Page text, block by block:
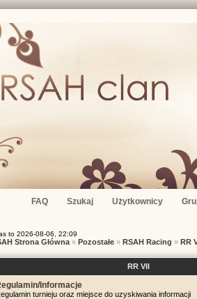
FAQ Szukaj Użytkownicy
to 2026-08-06, 22:09
Strona Główna » Pozostałe » RSAH Racing » RR
RR VII
Informacje
turnieju oraz miejsce do uzyskiwania informacji